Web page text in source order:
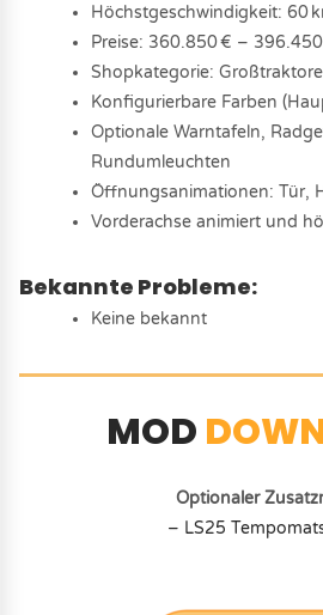
Höchstgeschwindigkeit: 60
Preise: 360.850 € –
Shopkategorie:
Konfigurierbare Farben
Optionale Warntafeln,
Rundumleuchten
Öffnungsanimationen: Tür,
Vorderachse animiert und
Bekannte Probleme:
Keine bekannt
MOD
Optionaler
– LS25